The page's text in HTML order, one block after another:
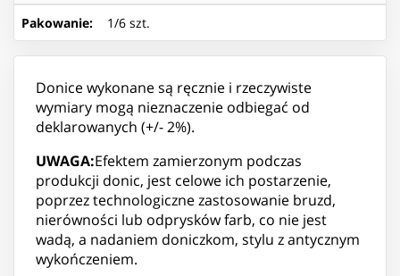
Pakowanie: 1/6 szt.
Donice wykonane są ręcznie i rzeczywiste
wymiary mogą nieznaczenie odbiegać od
deklarowanych (+/- 2%).
UWAGA:Efektem zamierzonym podczas
produkcji donic, jest celowe ich postarzenie,
poprzez technologiczne zastosowanie bruzd,
nierówności lub odprysków farb, co nie jest
wadą, a nadaniem doniczkom, stylu z antycznym
wykończeniem.